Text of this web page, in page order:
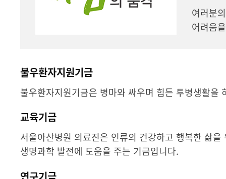
여러분
어려움
불우환자지원기금
불우환자지원기금은 병마와 싸우며 힘든 투병생활
교육기금
서울아산병원 의료진은 인류의 건강하고 행복한 삶
생명과학 발전에 도움을 주는 기금입니다.